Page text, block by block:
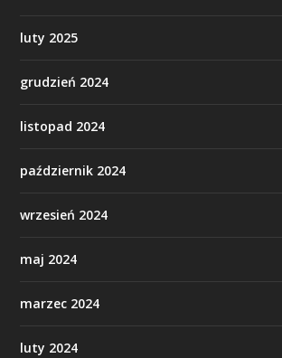
luty 2025
grudzień 2024
listopad 2024
październik 2024
wrzesień 2024
maj 2024
marzec 2024
luty 2024